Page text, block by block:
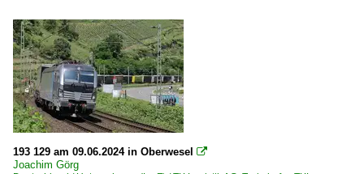
193 129 am 09.06.2024 in Oberwesel 
Joachim Görg